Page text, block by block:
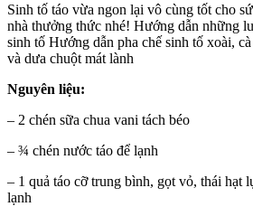
Sinh tố táo vừa ngon lại vô cùng tốt cho
nhà thưởng thức nhé! Hướng dẫn những
sinh tố Hướng dẫn pha chế sinh tố xoài,
và dưa chuột mát lành
Nguyên liệu:
– 2 chén sữa chua vani tách béo
– ¾ chén nước táo để lạnh
– 1 quả táo cỡ trung bình, gọt vỏ, thái hạt
lạnh